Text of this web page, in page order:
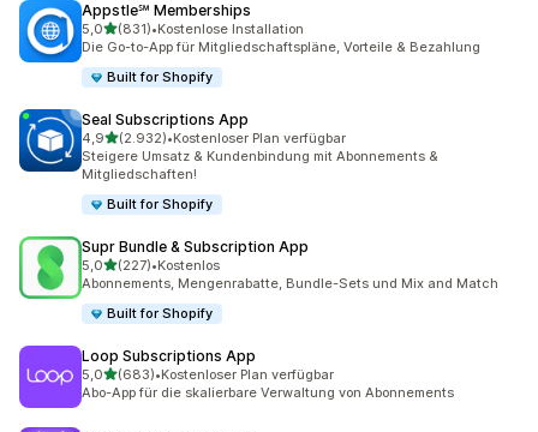
Appstle℠ Memberships
5,0von 5 Sternen
(831)
831 Rezensionen insgesamt
•Kostenlose Installation
Die Go-to-App für Mitgliedschaftspläne, Vorteile & Bezahlung
Built for Shopify
Seal Subscriptions App
4,9von 5 Sternen
(2.932)
2932 Rezensionen insgesamt
•Kostenloser Plan verfügbar
Steigere Umsatz & Kundenbindung mit Abonnements &
Mitgliedschaften!
Built for Shopify
Supr Bundle & Subscription App
5,0von 5 Sternen
(227)
227 Rezensionen insgesamt
•Kostenlos
Abonnements, Mengenrabatte, Bundle-Sets und Mix and Match
Built for Shopify
Loop Subscriptions App
5,0von 5 Sternen
(683)
683 Rezensionen insgesamt
•Kostenloser Plan verfügbar
Abo-App für die skalierbare Verwaltung von Abonnements